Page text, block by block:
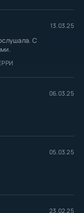
13.03.25
С
06.03.25
05.03.25
23.02.25